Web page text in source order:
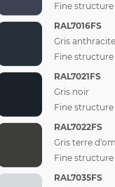
Fine structure
RAL7016FS
Gris anthracite
Fine structure
RAL7021FS
Gris noir
Fine structure
RAL7022FS
Gris terre
Fine structure
RAL7035FS